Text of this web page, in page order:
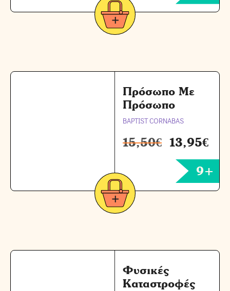
Πρόσωπο Με
Πρόσωπο
BAPTIST CORNABAS
15,50€ 13,95€
9+
Φυσικές
Καταστροφές